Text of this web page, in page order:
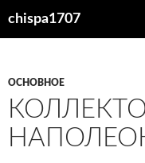
chispa1707
ОСНОВНОЕ